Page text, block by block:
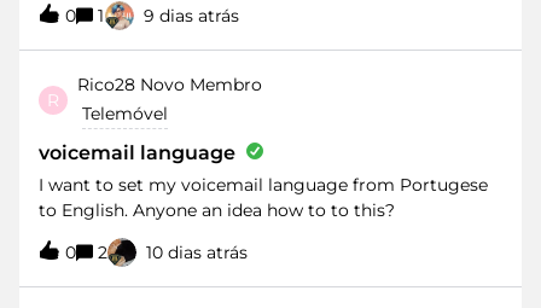
desde do dia 06/07/2025.Aproveito para informar, que
o vosso concorrente (NOS), promete fazer a ligação do
serviço deles 48h após a solicitação… não queria
mudar, contudo, se vir que não tenho outra opção e
como o meu contrato vai acabar no dia 31, troco…Para
além disto, já liguei para a vossa linha de apoio, no
qual não foi oferecido um router com cartão de
internet ilimitada, devido termos os telémóveis na
vossa concorrência… Obrigado,
0 1 9 dias atrás
R
Rico28 Novo Membro
Telemóvel
voicemail language
I want to set my voicemail language from Portugese
to English. Anyone an idea how to to this?
0
2 10 dias atrás